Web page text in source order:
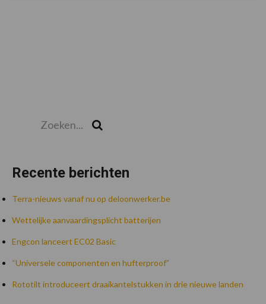
Recente berichten
Terra-nieuws vanaf nu op deloonwerker.be
Wettelijke aanvaardingsplicht batterijen
Engcon lanceert EC02 Basic
“Universele componenten en hufterproof”
Rototilt introduceert draaikantelstukken in drie nieuwe landen